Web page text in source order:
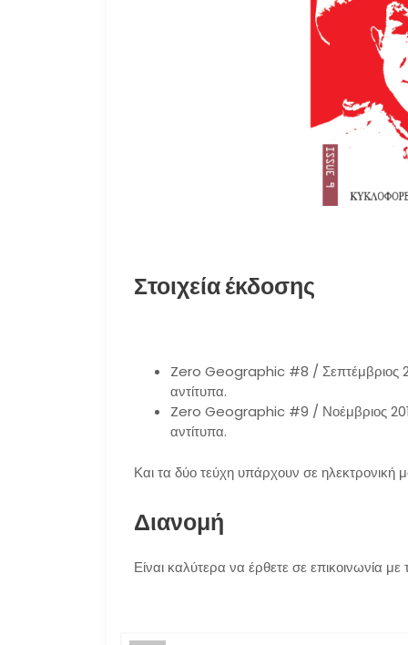
Στοιχεία έκδοσης
Zero Geographic #8 / Σεπτέμβριος
αντίτυπα.
Zero Geographic #9 / Νοέμβριος
αντίτυπα.
Και τα δύο τεύχη υπάρχουν σε ηλεκτρονική
Διανομή
Είναι καλύτερα να έρθετε σε επικοινωνία